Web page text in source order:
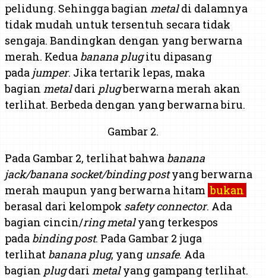
pelidung. Sehingga bagian metaldi dalamnya
tidak mudah untuk tersentuh secara tidak
sengaja. Bandingkan dengan yang berwarna
merah. Kedua banana plugitu dipasang
pada jumper. Jika tertarik lepas, maka
bagian metaldari plugberwarna merah akan
terlihat. Berbeda dengan yang berwarna biru.
Gambar 2.
Pada Gambar 2, terlihat bahwa banana
jack/banana socket/binding postyang berwarna
merah maupun yang berwarna hitam bukan
berasal dari kelompok safety connector. Ada
bagian cincin/ring metalyang terkespos
pada binding post. Pada Gambar 2 juga
terlihat banana plug, yang unsafe. Ada
bagian plugdari metalyang gampang terlihat.